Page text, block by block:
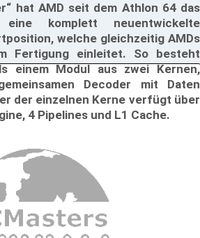
hat AMD seit dem Athlon 64 das
komplett neuentwickelte
welche gleichzeitig AMDs
Fertigung einleitet. So besteht
einem Modul aus zwei Kernen,
Decoder mit Daten
der einzelnen Kerne verfügt über
4 Pipelines und L1 Cache.